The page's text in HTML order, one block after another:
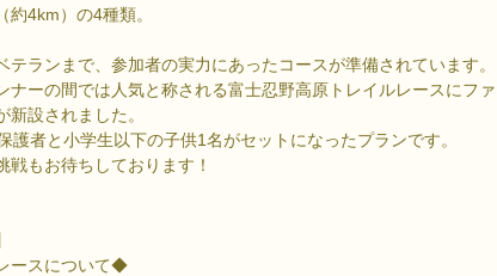
約4km）の4種類。
テランまで、参加者の実力にあったコースが準備されています。
ナーの間では人気と称される富士忍野高原トレイルレースにファ
新設されました。
護者と小学生以下の子供1名がセットになったプランです。
戦もお待ちしております！
ースについて◆